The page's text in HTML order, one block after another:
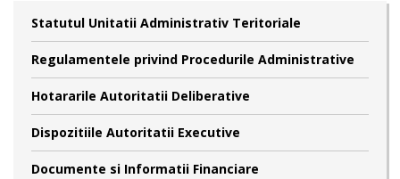
Statutul Unitatii Administrativ Teritoriale
Regulamentele privind Procedurile Administrative
Hotararile Autoritatii Deliberative
Dispozitiile Autoritatii Executive
Documente si Informatii Financiare